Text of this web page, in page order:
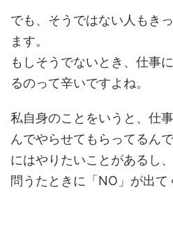
でも、そうではない人もき
ます。
もしそうでないとき、仕事
るのって辛いですよね。
私自身のことをいうと、仕
んでやらせてもらってるん
にはやりたいことがあるし
問うたときに「NO」が出て